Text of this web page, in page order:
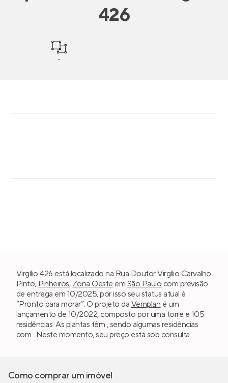
426
-
Virgílio 426 está localizado na Rua Doutor Virgílio Carvalho
Pinto, Pinheiros, Zona Oeste em São Paulo com previsão
de entrega em 10/2025, por isso seu status atual é
“Pronto para morar”. O projeto da Vemplan é um
lançamento de 10/2022, composto por uma torre e 105
residências. As plantas têm , sendo algumas residências
com . Neste momento, seu preço está sob consulta.
Como comprar um imóvel